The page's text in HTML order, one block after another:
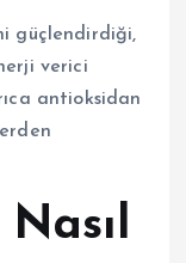
güçlendirdiği,
verici
antioksidan